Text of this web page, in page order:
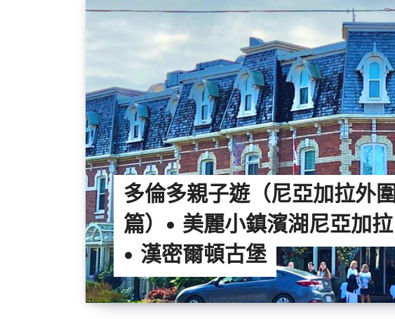
多倫多親子遊（尼亞加拉外圍
篇）• 美麗小鎮濱湖尼亞加拉
• 漢密爾頓古堡